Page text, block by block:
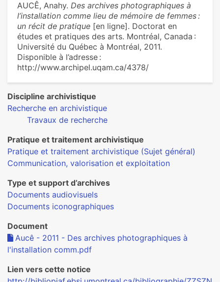
AUCÊ, Anahy. Des archives photographiques à
l’installation comme lieu de mémoire de femmes :
un récit de pratique [en ligne]. Doctorat en
études et pratiques des arts. Montréal, Canada :
Université du Québec à Montréal, 2011.
Disponible à l’adresse :
http://www.archipel.uqam.ca/4378/
Discipline archivistique
Recherche en archivistique
Travaux de recherche
Pratique et traitement archivistique
Pratique et traitement archivistique (Sujet général)
Communication, valorisation et exploitation
Type et support d’archives
Documents audiovisuels
Documents iconographiques
Document
Aucê - 2011 - Des archives photographiques à
l'installation comm.pdf
Lien vers cette notice